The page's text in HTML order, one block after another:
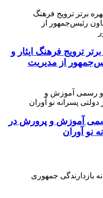
ترویج فرهنگ ایثار و
از مدیریت
آموزش و پرورش در
نو آوران